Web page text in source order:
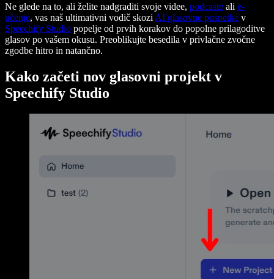
Ne glede na to, ali želite nadgraditi svoje videe, podcaste ali e-
učenje, vas naš ultimativni vodič skozi AI glasovne posnetke v
Speechify Studio popelje od prvih korakov do popolne prilagoditve
glasov po vašem okusu. Preoblikujte besedila v privlačne zvočne
zgodbe hitro in natančno.
Kako začeti nov glasovni projekt v
Speechify Studio